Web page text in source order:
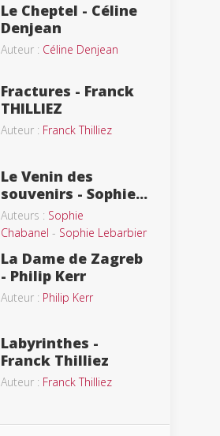
Le Cheptel - Céline
Denjean
Auteur : Céline Denjean
Fractures - Franck
THILLIEZ
Auteur : Franck Thilliez
Le Venin des
souvenirs - Sophie...
Auteurs : Sophie
Chabanel - Sophie Lebarbier
La Dame de Zagreb
- Philip Kerr
Auteur : Philip Kerr
Labyrinthes -
Franck Thilliez
Auteur : Franck Thilliez